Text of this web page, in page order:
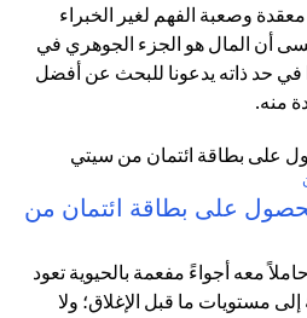
وصعبة الفهم لغير الخبراء
أن المال هو الجزء الجوهري في
في حد ذاته يدعونا للبحث عن أفضل
منه.
على بطاقة ائتمان من
معه أجواءً مفعمة بالحيوية تعود
مستويات ما قبل الإغلاق؛ ولا